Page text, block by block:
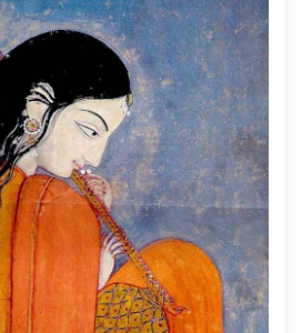
Вкус страсти (2024)
(2016) «Люсия и секс»
(1975) «9/5 недель»
«Секретарша»
инстинкт» «Счет»
Анны»… Читать